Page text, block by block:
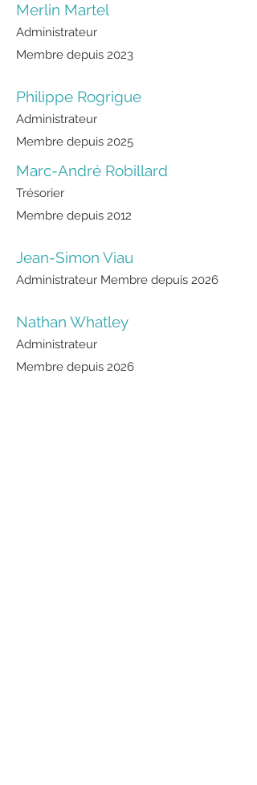
Merlin Martel
Administrateur
Membre depuis 2023
Philippe Rogrigue
Administrateur
Membre depuis 2025
Marc-André Robillard
Trésorier
Membre depuis 2012
Jean-Simon Viau
Administrateur Membre depuis 2026
Nathan Whatley
Administrateur
Membre depuis 2026